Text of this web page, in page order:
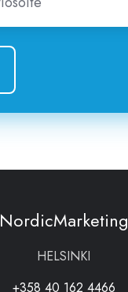
NordicMarketing
HELSINKI
+358 40 162 4466